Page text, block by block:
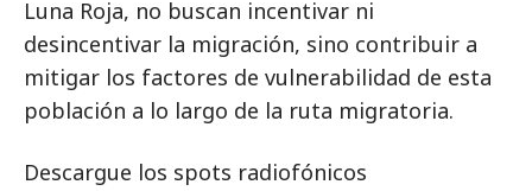
Luna Roja, no buscan incentivar ni
desincentivar la migración, sino contribuir a
mitigar los factores de vulnerabilidad de esta
población a lo largo de la ruta migratoria.
Descargue los spots radiofónicos